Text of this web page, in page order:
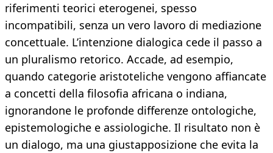
riferimenti teorici eterogenei, spesso
incompatibili, senza un vero lavoro di mediazione
concettuale. L’intenzione dialogica cede il passo a
un pluralismo retorico. Accade, ad esempio,
quando categorie aristoteliche vengono affiancate
a concetti della filosofia africana o indiana,
ignorandone le profonde differenze ontologiche,
epistemologiche e assiologiche. Il risultato non è
un dialogo, ma una giustapposizione che evita la